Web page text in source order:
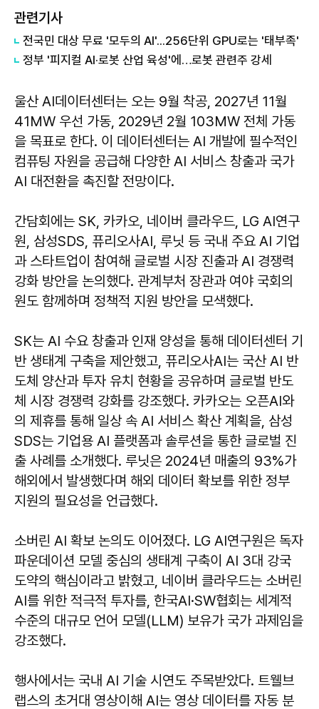
관련기사
전국민 대상 무료 '모두의 AI'...256단위 GPU로는 '태부족'
정부 '피지컬 AI·로봇 산업 육성'에…로봇 관련주 강세
울산 AI데이터센터는 오는 9월 착공, 2027년 11월
41MW 우선 가동, 2029년 2월 103MW 전체 가동
을 목표로 한다. 이 데이터센터는 AI 개발에 필수적인
컴퓨팅 자원을 공급해 다양한 AI 서비스 창출과 국가
AI 대전환을 촉진할 전망이다.
간담회에는 SK, 카카오, 네이버 클라우드, LG AI연구
원, 삼성SDS, 퓨리오사AI, 루닛 등 국내 주요 AI 기업
과 스타트업이 참여해 글로벌 시장 진출과 AI 경쟁력
강화 방안을 논의했다. 관계부처 장관과 여야 국회의
원도 함께하며 정책적 지원 방안을 모색했다.
SK는 AI 수요 창출과 인재 양성을 통해 데이터센터 기
반 생태계 구축을 제안했고, 퓨리오사AI는 국산 AI 반
도체 양산과 투자 유치 현황을 공유하며 글로벌 반도
체 시장 경쟁력 강화를 강조했다. 카카오는 오픈AI와
의 제휴를 통해 일상 속 AI 서비스 확산 계획을, 삼성
SDS는 기업용 AI 플랫폼과 솔루션을 통한 글로벌 진
출 사례를 소개했다. 루닛은 2024년 매출의 93%가
해외에서 발생했다며 해외 데이터 확보를 위한 정부
지원의 필요성을 언급했다.
소버린 AI 확보 논의도 이어졌다. LG AI연구원은 독자
파운데이션 모델 중심의 생태계 구축이 AI 3대 강국
도약의 핵심이라고 밝혔고, 네이버 클라우드는 소버린
AI를 위한 적극적 투자를, 한국AI·SW협회는 세계적
수준의 대규모 언어 모델(LLM) 보유가 국가 과제임을
강조했다.
행사에서는 국내 AI 기술 시연도 주목받았다. 트웰브
랩스의 초거대 영상이해 AI는 영상 데이터를 자동 분